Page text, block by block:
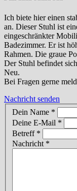
Ich biete hier einen
an. Dieser Stuhl ist
eingeschränkter
Badezimmer. Er ist
Rahmen. Die graue
Der Stuhl befindet
Neu.
Bei Fragen gerne
Nachricht senden
Dein Name *
Deine E-Mail *
Betreff *
Nachricht *